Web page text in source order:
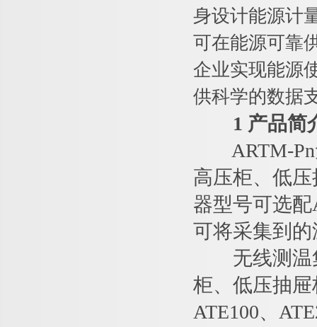
身设计能源计
可在能源可靠
企业实现能源
供科学的数据
1 产品简
ARTM-Pn
高压柜、低
器型号可选配
可将采集到
无线测温集
柜、低压抽
ATE100、